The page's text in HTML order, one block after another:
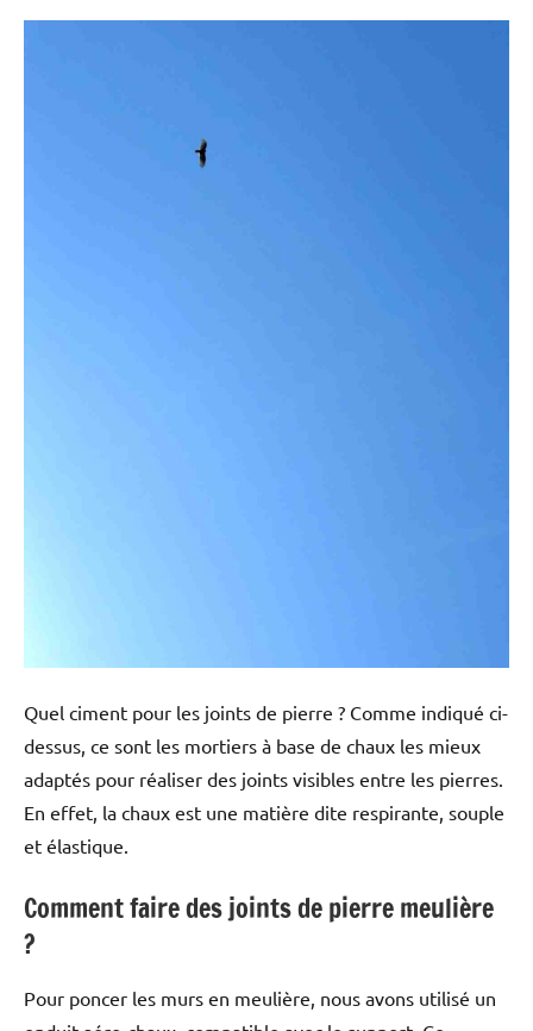
Quel ciment pour les joints de pierre ? Comme indiqué ci-
dessus, ce sont les mortiers à base de chaux les mieux
adaptés pour réaliser des joints visibles entre les pierres.
En effet, la chaux est une matière dite respirante, souple
et élastique.
Comment faire des joints de pierre meulière
?
Pour poncer les murs en meulière, nous avons utilisé un